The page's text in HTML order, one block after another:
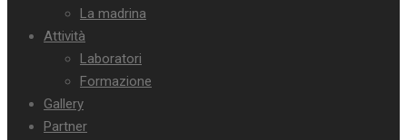
La madrina
Attività
Laboratori
Formazione
Gallery
Partner